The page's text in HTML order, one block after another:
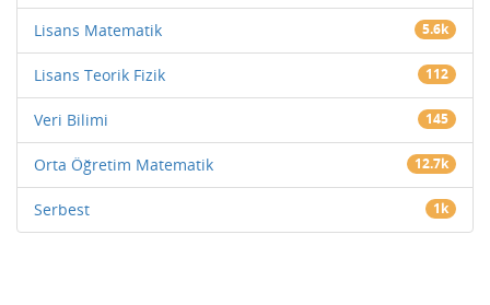
Lisans Matematik 5.6k
Lisans Teorik Fizik 112
Veri Bilimi 145
Orta Öğretim Matematik 12.7k
Serbest 1k